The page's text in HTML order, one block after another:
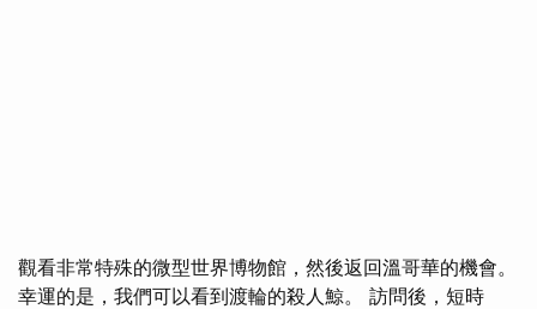
觀看非常特殊的微型世界博物館，然後返回溫哥華的機會。
幸運的是，我們可以看到渡輪的殺人鯨。 訪問後，短時